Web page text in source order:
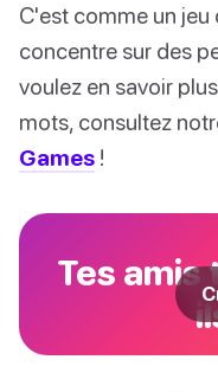
C'est comme un jeu
concentre sur des
voulez en savoir
mots, consultez
Games !
Tes